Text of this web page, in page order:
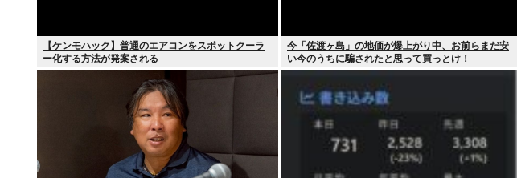
【ケンモハック】普通のエアコンをスポットクーラ
ー化する方法が発案される
今「佐渡ヶ島」の地価が爆上がり中、お前らまだ安
い今のうちに騙されたと思って買っとけ！